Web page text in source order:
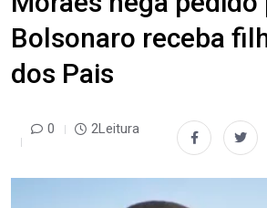
Bolsonaro receba
dos Pais
0 2Leitura